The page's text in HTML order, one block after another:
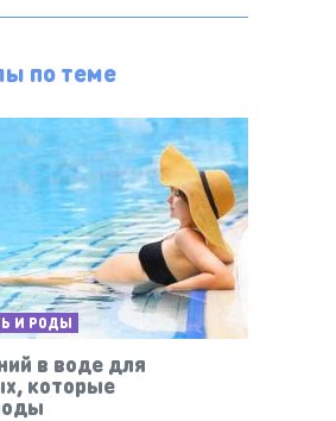
по теме
И РОДЫ
в воде для
которые